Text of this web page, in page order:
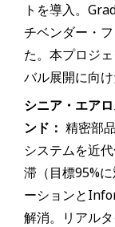
トを導入。
チベンダー・
た。本プロジ
バル展開に向
シニア・エア
ンド： 精密部
システムを近
滞（目標95%
ーションと
解消。リアル